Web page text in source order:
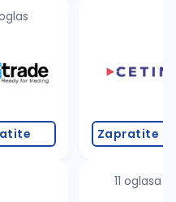
Zapratite
11 oglasa